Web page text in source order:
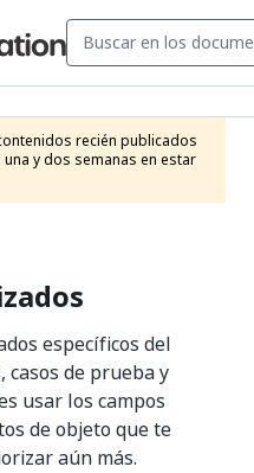
recién publicados
y dos semanas en estar
específicos del
de prueba y
usar los campos
de objeto que te
aún más.